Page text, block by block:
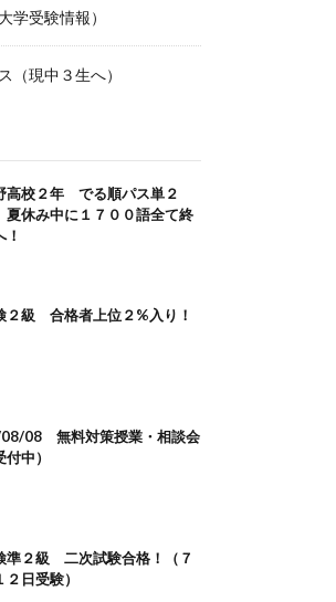
学受験情報）
（現中３生へ）
高校２年 でる順パス単２
休み中に１７００語全て終
！
２級 合格者上位２%入り！
08 無料対策授業・相談会
付中）
準２級 二次試験合格！（７
２日受験）